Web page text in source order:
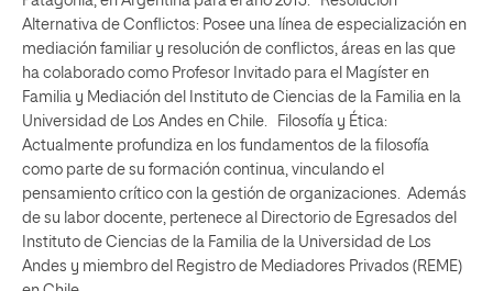
Alternativa de Conflictos: Posee una línea de especialización en
mediación familiar y resolución de conflictos, áreas en las que
ha colaborado como Profesor Invitado para el Magíster en
Familia y Mediación del Instituto de Ciencias de la Familia en la
Universidad de Los Andes en Chile. Filosofía y Ética:
Actualmente profundiza en los fundamentos de la filosofía
como parte de su formación continua, vinculando el
pensamiento crítico con la gestión de organizaciones. Además
de su labor docente, pertenece al Directorio de Egresados del
Instituto de Ciencias de la Familia de la Universidad de Los
Andes y miembro del Registro de Mediadores Privados (REME)